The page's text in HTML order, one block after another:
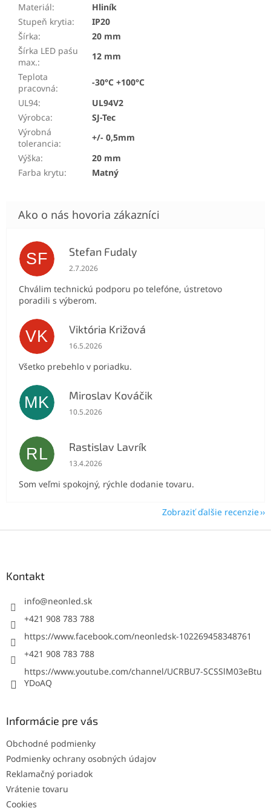
Materiál:
Hliník
Stupeň krytia:
IP20
Šírka:
20 mm
Šírka LED paśu
max.:
12 mm
Teplota
pracovná:
-30°C +100°C
UL94:
UL94V2
Výrobca:
SJ-Tec
Výrobná
tolerancia:
+/- 0,5mm
Výška:
20 mm
Farba krytu: Matný
SF Stefan Fudaly
Hodnotenie obchodu je 5 z 5 hviezdičiek.
2.7.2026
Chválim technickú podporu po telefóne, ústretovo
poradili s výberom.
VK Viktória Križová
Hodnotenie obchodu je 5 z 5 hviezdičiek.
16.5.2026
Všetko prebehlo v poriadku.
MK Miroslav Kováčik
Hodnotenie obchodu je 5 z 5 hviezdičiek.
10.5.2026
RL Rastislav Lavrík
Hodnotenie obchodu je 5 z 5 hviezdičiek.
13.4.2026
Som veľmi spokojný, rýchle dodanie tovaru.
Zobraziť ďalšie recenzie
Kontakt
info@neonled.sk
+421 908 783 788
https://www.facebook.com/neonledsk-102269458348761
+421 908 783 788
https://www.youtube.com/channel/UCRBU7-SCSSlM03eBtu
YDoAQ
Informácie pre vás
Obchodné podmienky
Podmienky ochrany osobných údajov
Reklamačný poriadok
Vrátenie tovaru
Cookies